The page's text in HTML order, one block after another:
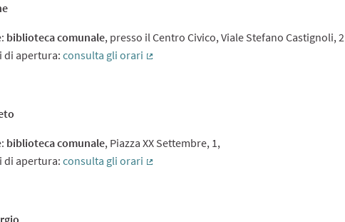
biblioteca comunale, presso il Centro Civico, Viale Stefano Castignoli, 2
di apertura:consulta gli orari
biblioteca comunale, Piazza XX Settembre, 1,
di apertura:consulta gli orari